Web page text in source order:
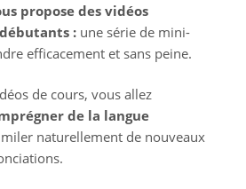
propose des vidéos
: une série de mini-
efficacement et sans peine.
de cours, vous allez
de la langue
naturellement de nouveaux